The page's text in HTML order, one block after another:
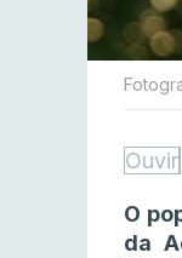
Ouvir
O
da